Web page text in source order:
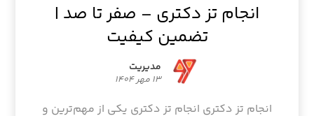
انجام تز دکتری – صفر تا صد |
تضمین کیفیت
مدیریت
۱۳ مهر ۱۴۰۴
انجام تز دکتری انجام تز دکتری یکی از مهم‌ترین و